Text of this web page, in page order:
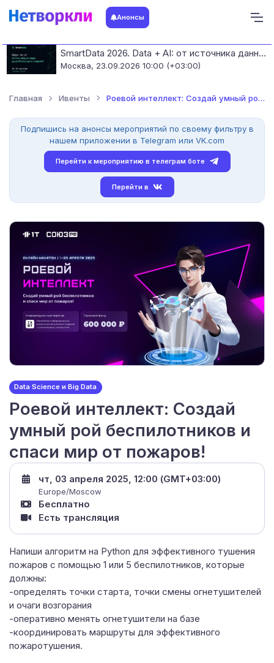
Анонсы
SmartData 2026. Data + AI: от источника данных до работающих моделей
Москва, 23.09.2026 10:00 (+03:00)
Главная Ивенты Роевой интеллект: Создай умный рой беспилотников и спаси мир...
Подпишись на анонсы мероприятий по своему фильтру в
нашем приложении в Telegram или VK.com
Перейти к мероприятию в телеграм боте
Перейти в
Data Science и Big Data
Роевой интеллект: Создай
умный рой беспилотников и
спаси мир от пожаров!
Напиши алгоритм на Python для эффективного тушения
пожаров с помощью 1 или 5 беспилотников, которые
должны:
-определять точки старта, точки смены огнетушителей
и очаги возгорания
-оперативно менять огнетушители на базе
-координировать маршруты для эффективного
пожаротушения.
чт, 03 апреля 2025, 12:00 (GMT+03:00)
Europe/Moscow
Бесплатно
Есть трансляция